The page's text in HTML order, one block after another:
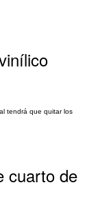
tendrá que quitar los
cuarto de